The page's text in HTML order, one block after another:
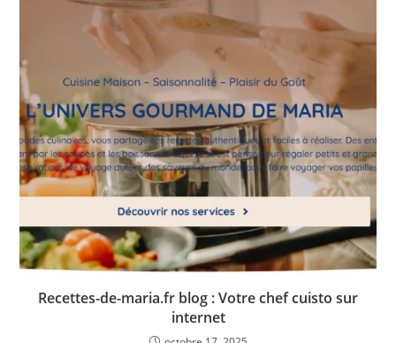
Recettes-de-maria.fr blog : Votre chef cuisto sur
internet